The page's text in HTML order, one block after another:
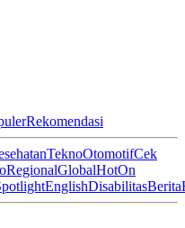
Rekomendasi
TeknoOtomotifCek
RegionalGlobalHotOn
EnglishDisabilitasBerita